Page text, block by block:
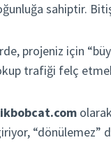
sahiptir.
projeniz için
trafiği felç
“dönülemez”